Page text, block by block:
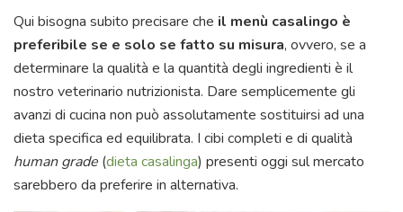
Qui bisogna subito precisare che il menù casalingo è
preferibile se e solo se fatto su misura, ovvero, se a
determinare la qualità e la quantità degli ingredienti è il
nostro veterinario nutrizionista. Dare semplicemente gli
avanzi di cucina non può assolutamente sostituirsi ad una
dieta specifica ed equilibrata. I cibi completi e di qualità
human grade (dieta casalinga) presenti oggi sul mercato
sarebbero da preferire in alternativa.